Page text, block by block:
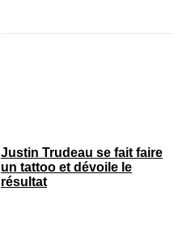
Justin Trudeau se fait faire
un tattoo et dévoile le
résultat